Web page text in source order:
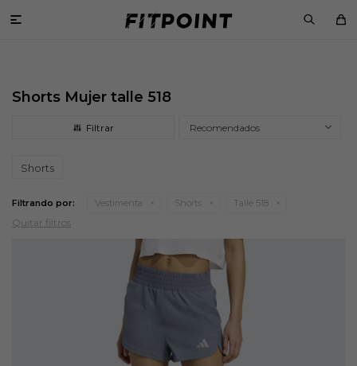

Shorts Mujer talle 518
Recomendados
Shorts
Filtrando por: Vestimenta Shorts Talle 518
Quitar filtros